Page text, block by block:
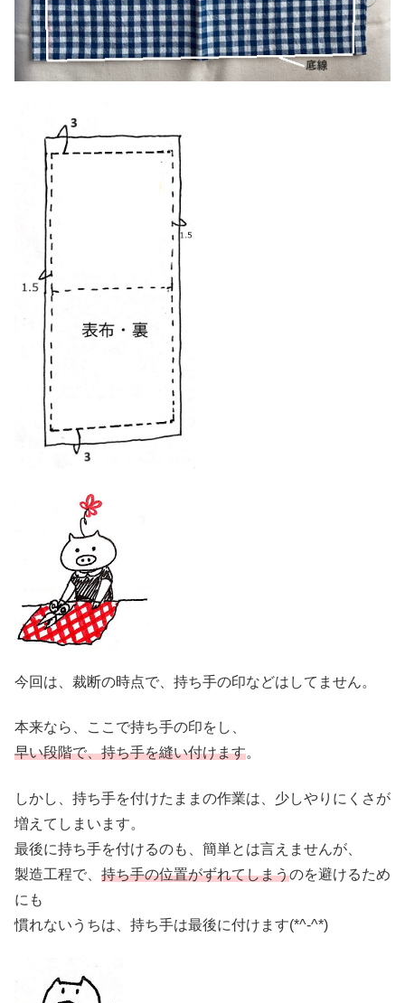
今回は、裁断の時点で、持ち手の印などはしてません。
本来なら、ここで持ち手の印をし、
早い段階で、持ち手を縫い付けます。
しかし、持ち手を付けたままの作業は、少しやりにくさが
増えてしまいます。
最後に持ち手を付けるのも、簡単とは言えませんが、
製造工程で、 持ち手の位置がずれてしまうのを避けるため
にも
慣れないうちは、持ち手は最後に付けます(*^-^*)